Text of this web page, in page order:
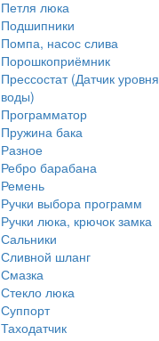
Петля люка
Подшипники
Помпа, насос слива
Порошкоприёмник
Прессостат (Датчик уровня
воды)
Программатор
Пружина бака
Разное
Ребро барабана
Ремень
Ручки выбора программ
Ручки люка, крючок замка
Сальники
Сливной шланг
Смазка
Стекло люка
Суппорт
Таходатчик